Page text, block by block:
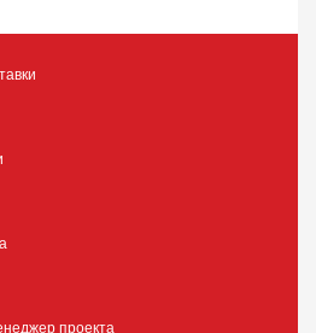
проекта